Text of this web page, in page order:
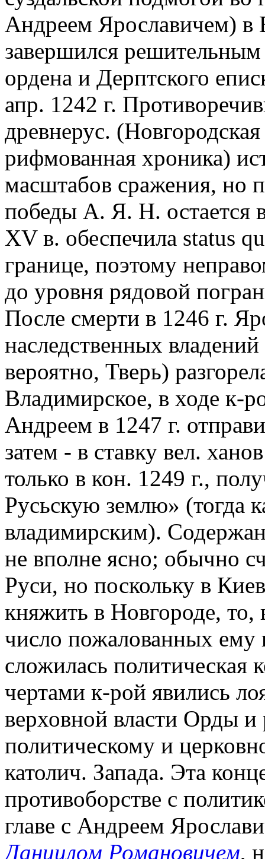
Андреем Ярославичем)
завершился
ордена и Дерптского
апр. 1242 г.
древнерус.
рифмованная хроника)
масштабов сражения, но
победы А. Я. Н. остается
XV в. обеспечила status
границе, поэтому
до уровня рядовой
После смерти в 1246 г.
наследственных
вероятно, Тверь)
Владимирское, в ходе к-
Андреем в 1247 г.
затем - в ставку вел.
только в кон. 1249 г.,
Русьскую землю» (тогда
владимирским).
не вполне ясно; обычно
Руси, но поскольку в
княжить в Новгороде, то,
число пожалованных ему
сложилась
чертами к-рой явились
верховной власти Орды
политическому и
католич. Запада. Эта
противоборстве с
главе с Андреем
Даниилом Романовичем,